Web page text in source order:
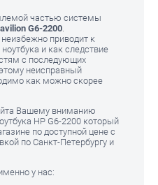
частью системы
G6-2200
приводит к
и как следствие
с последующих
неисправный
как можно скорее
Вашему вниманию
HP G6-2200 который
по доступной цене с
по Санкт-Петербургу и
у нас: